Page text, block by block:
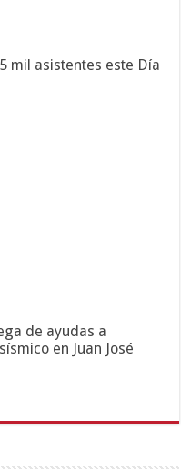
mil asistentes este Día
de ayudas a
en Juan José